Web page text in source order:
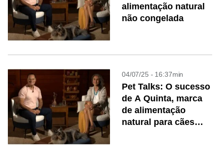
alimentação natural
não congelada
04/07/25 - 16:37min
Pet Talks: O sucesso
de A Quinta, marca
de alimentação
natural para cães